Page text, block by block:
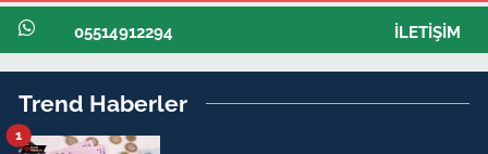
05514912294 İLETIŞIM
Trend Haberler
1